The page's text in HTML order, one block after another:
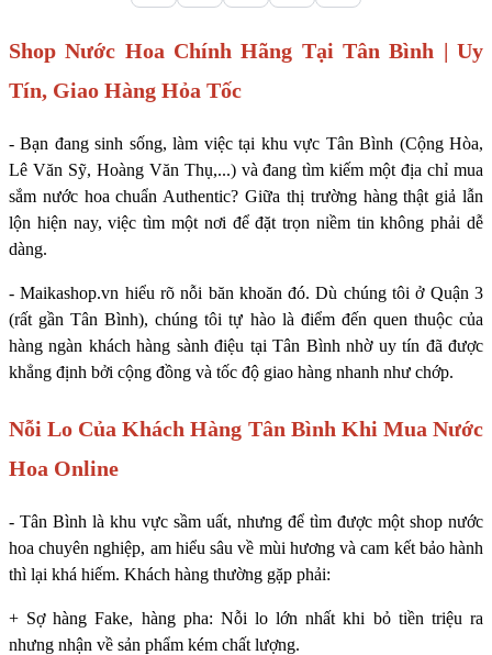
Shop Nước Hoa Chính Hãng Tại Tân Bình | Uy
Tín, Giao Hàng Hỏa Tốc
- Bạn đang sinh sống, làm việc tại khu vực Tân Bình (Cộng Hòa,
Lê Văn Sỹ, Hoàng Văn Thụ,...) và đang tìm kiếm một địa chỉ mua
sắm nước hoa chuẩn Authentic? Giữa thị trường hàng thật giả lẫn
lộn hiện nay, việc tìm một nơi để đặt trọn niềm tin không phải dễ
dàng.
- Maikashop.vn hiểu rõ nỗi băn khoăn đó. Dù chúng tôi ở Quận 3
(rất gần Tân Bình), chúng tôi tự hào là điểm đến quen thuộc của
hàng ngàn khách hàng sành điệu tại Tân Bình nhờ uy tín đã được
khẳng định bởi cộng đồng và tốc độ giao hàng nhanh như chớp.
Nỗi Lo Của Khách Hàng Tân Bình Khi Mua Nước
Hoa Online
- Tân Bình là khu vực sầm uất, nhưng để tìm được một shop nước
hoa chuyên nghiệp, am hiểu sâu về mùi hương và cam kết bảo hành
thì lại khá hiếm. Khách hàng thường gặp phải:
+ Sợ hàng Fake, hàng pha: Nỗi lo lớn nhất khi bỏ tiền triệu ra
nhưng nhận về sản phẩm kém chất lượng.